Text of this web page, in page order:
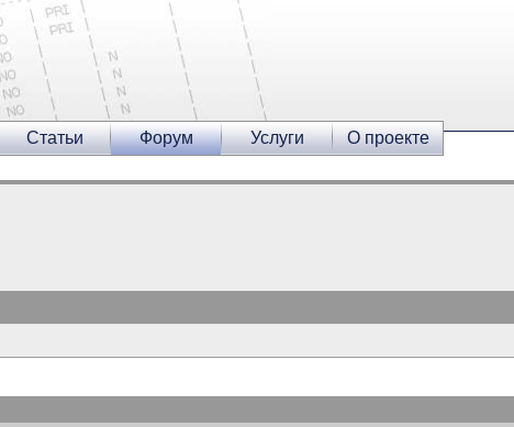
Статьи Форум Услуги О проекте